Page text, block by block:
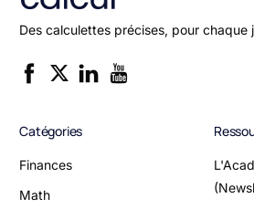
Des calculettes précises, pour chaque
Catégories
Finances
Math